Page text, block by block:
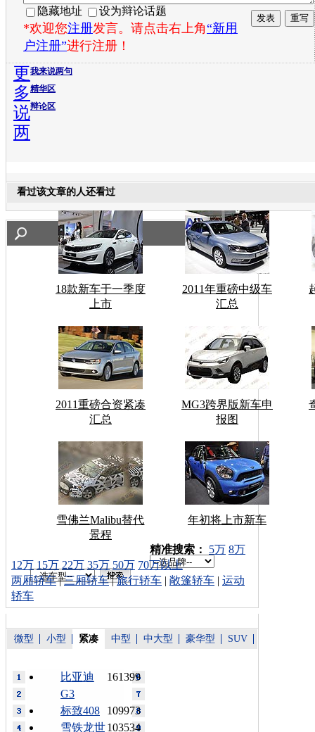
隐藏地址 设为辩论话题
*欢迎您注册发言。请点击右上角“新用
户注册”进行注册！
我来说两句
精华区
辩论区
更
多
说
两
看过该文章的人还看过
18款新车于一季度
上市
2011年重磅中级车
汇总
2011重磅合资紧凑
汇总
MG3跨界版新车申
报图
雪佛兰Malibu替代
景程
年初将上市新车
车型搜索：
精准搜索： 5万 8万
12万 15万 22万 35万 50万 70万以上
两厢轿车|三厢轿车|旅行轿车 | 敞篷轿车 | 运动
轿车
微型 小型 紧凑 中型 中大型 豪华型 SUV
161399
比亚迪
G3
109973
标致408
103534
雪铁龙世